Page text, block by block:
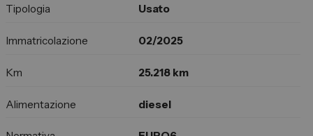
Tipologia Usato
Immatricolazione 02/2025
Km 25.218 km
Alimentazione diesel